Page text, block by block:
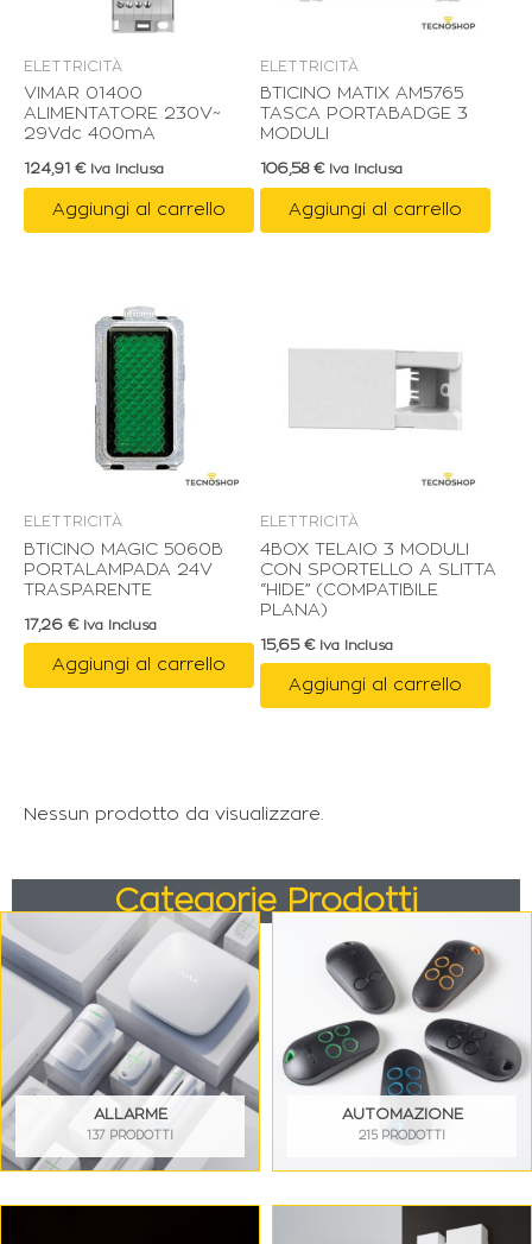
ELETTRICITÀ
VIMAR 01400
ALIMENTATORE 230V~
29Vdc 400mA
124,91 € Iva Inclusa
Aggiungi al carrello
ELETTRICITÀ
BTICINO MATIX AM5765
TASCA PORTABADGE 3
MODULI
106,58 € Iva Inclusa
Aggiungi al carrello
ELETTRICITÀ
BTICINO MAGIC 5060B
PORTALAMPADA 24V
TRASPARENTE
17,26 € Iva Inclusa
Aggiungi al carrello
ELETTRICITÀ
4BOX TELAIO 3 MODULI
CON SPORTELLO A SLITTA
“HIDE” (COMPATIBILE
PLANA)
15,65 € Iva Inclusa
Aggiungi al carrello
Nessun prodotto da visualizzare.
Categorie Prodotti
ALLARME
137 PRODOTTI
AUTOMAZIONE
215 PRODOTTI